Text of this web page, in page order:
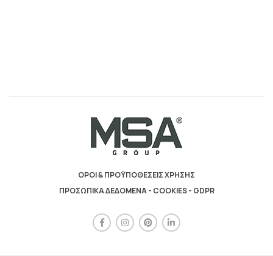
ΟΡΟΙ & ΠΡΟΫΠΟΘΕΣΕΙΣ ΧΡΗΣΗΣ
ΠΡΟΣΩΠΙΚΑ ΔΕΔΟΜΕΝΑ - COOKIES - GDPR